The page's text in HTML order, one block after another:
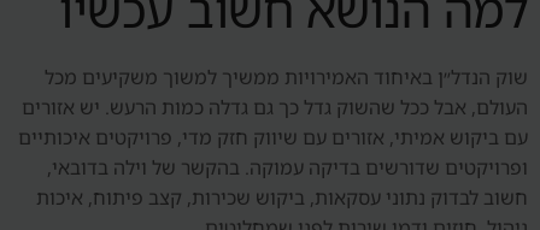
שוק הנדל״ן באיחוד האמירויות ממשיך למשוך משקיעים מכל
העולם, אבל ככל שהשוק גדל כך גם גדלה כמות הרעש. יש אזורים
עם ביקוש אמיתי, אזורים עם שיווק חזק מדי, פרויקטים איכותיים
ופרויקטים שדורשים בדיקה עמוקה. בהקשר של וילה בדובאי,
חשוב לבדוק נתוני עסקאות, ביקוש שכירות, קצב פיתוח, איכות